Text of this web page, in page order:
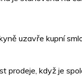
uzavře kupní
prodeje, když je